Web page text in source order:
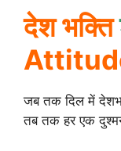
देश भक्ति
जब तक दिल में
तब तक हर एक